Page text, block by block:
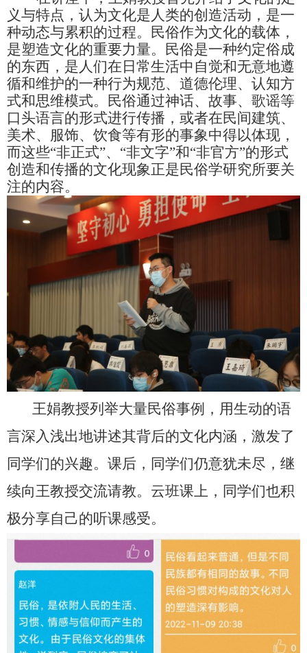
义与特点，认为文化是人类的创造活动，是一
种动态与累积的过程。民俗作为文化的载体，
是塑造文化的重要力量。民俗是一种约定俗成
的东西，是人们在日常生活中自觉和无意地遵
循和维护的一种行为规范、道德伦理、认知方
式和思维模式。民俗通过神话、故事、歌谣等
口头语言的形式进行传播，或者在民间建筑、
美术、服饰、饮食等有形的事象中得以体现，
而这些“非正式”、 “非文字”和“非官方”的形式
创造和传播的文化现象正是民俗学研究所要关
注的内容。
王娟教授列举大量民俗事例，用生动的语
言深入浅出地讲述其背后的文化内涵，激发了
同学们的兴趣。课后，同学们仍意犹未尽，继
续向王教授交流请教。云班课上，同学们也积
极分享自己的听课感受。